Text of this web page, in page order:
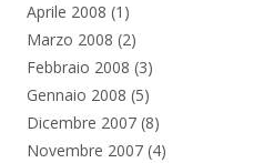
Aprile 2008 (1)
Marzo 2008 (2)
Febbraio 2008 (3)
Gennaio 2008 (5)
Dicembre 2007 (8)
Novembre 2007 (4)